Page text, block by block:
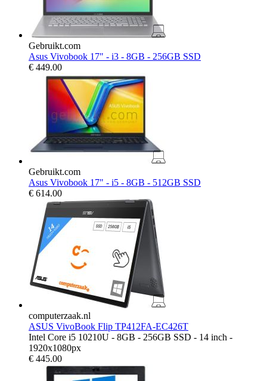
Gebruikt.com
Asus Vivobook 17" - i3 - 8GB - 256GB SSD
€ 449.00
Gebruikt.com
Asus Vivobook 17" - i5 - 8GB - 512GB SSD
€ 614.00
computerzaak.nl
ASUS VivoBook Flip TP412FA-EC426T
Intel Core i5 10210U - 8GB - 256GB SSD - 14 inch -
1920x1080px
€ 445.00